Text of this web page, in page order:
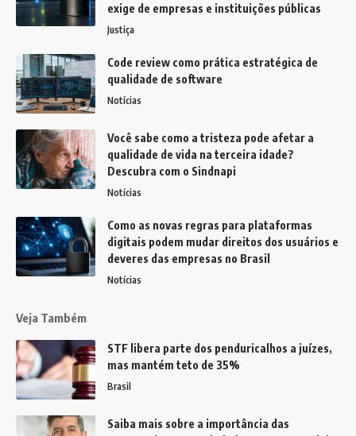
exige de empresas e instituições públicas
Justiça
Code review como prática estratégica de
qualidade de software
Notícias
Você sabe como a tristeza pode afetar a
qualidade de vida na terceira idade?
Descubra com o Sindnapi
Notícias
Como as novas regras para plataformas
digitais podem mudar direitos dos usuários e
deveres das empresas no Brasil
Notícias
Veja Também
STF libera parte dos penduricalhos a juízes,
mas mantém teto de 35%
Brasil
Saiba mais sobre a importância das